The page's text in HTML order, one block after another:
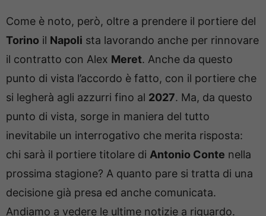
Come è noto, però, oltre a prendere il portiere del
Torino il Napoli sta lavorando anche per rinnovare
il contratto con Alex Meret. Anche da questo
punto di vista l’accordo è fatto, con il portiere che
si legherà agli azzurri fino al 2027. Ma, da questo
punto di vista, sorge in maniera del tutto
inevitabile un interrogativo che merita risposta:
chi sarà il portiere titolare di Antonio Conte nella
prossima stagione? A quanto pare si tratta di una
decisione già presa ed anche comunicata.
Andiamo a vedere le ultime notizie a riguardo.